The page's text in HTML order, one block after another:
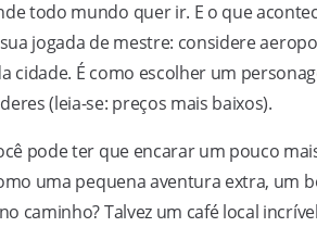
todo mundo quer ir. E o que
jogada de mestre: considere
cidade. É como escolher um
(leia-se: preços mais baixos).
pode ter que encarar um pouco
uma pequena aventura extra, um
caminho? Talvez um café local